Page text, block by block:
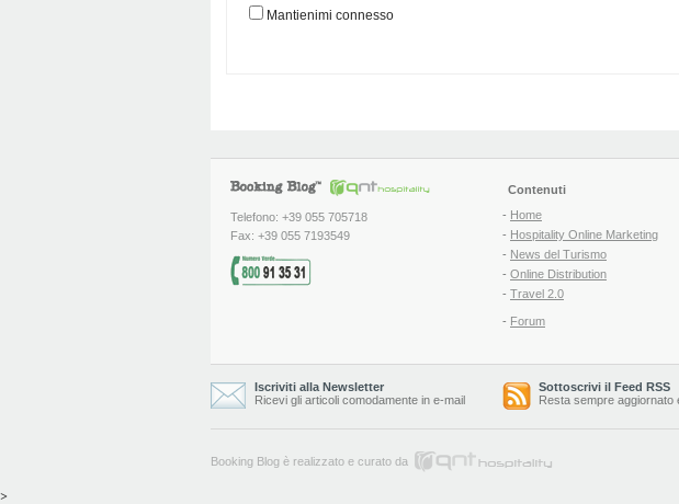
Mantienimi connesso
Telefono: +39 055 705718
Fax: +39 055 7193549
Contenuti
- Home
- Hospitality Online Marketing
- News del Turismo
- Online Distribution
- Travel 2.0
- Forum
Iscriviti alla Newsletter
Ricevi gli articoli comodamente in e-mail
Sottoscrivi il Feed RSS
Resta sempre aggiornato
Booking Blog è realizzato e curato da
>